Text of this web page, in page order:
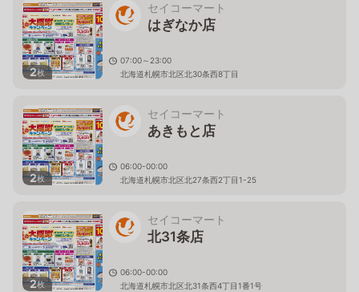
2枚
セイコーマート
はぎなか店
07:00～23:00
北海道札幌市北区北30条西8丁目
2枚
セイコーマート
あきもと店
06:00-00:00
北海道札幌市北区北27条西2丁目1-25
2枚
セイコーマート
北31条店
06:00-00:00
北海道札幌市北区北31条西4丁目1番1号